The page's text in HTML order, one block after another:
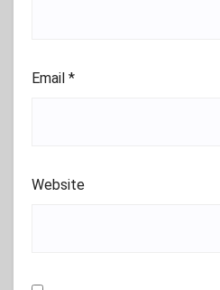
Email *
Website